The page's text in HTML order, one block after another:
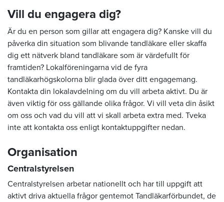
Vill du engagera dig?
Är du en person som gillar att engagera dig? Kanske vill du
påverka din situation som blivande tandläkare eller skaffa
dig ett nätverk bland tandläkare som är värdefullt för
framtiden? Lokalföreningarna vid de fyra
tandläkarhögskolorna blir glada över ditt engagemang.
Kontakta din lokalavdelning om du vill arbeta aktivt. Du är
även viktig för oss gällande olika frågor. Vi vill veta din åsikt
om oss och vad du vill att vi skall arbeta extra med. Tveka
inte att kontakta oss enligt kontaktuppgifter nedan.
Organisation
Centralstyrelsen
Centralstyrelsen arbetar nationellt och har till uppgift att
aktivt driva aktuella frågor gentemot Tandläkarförbundet, de